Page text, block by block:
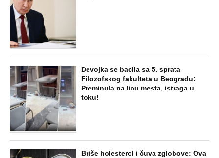
Devojka se bacila sa 5. sprata
Filozofskog fakulteta u Beogradu:
Preminula na licu mesta, istraga u
toku!
Briše holesterol i čuva zglobove: Ova